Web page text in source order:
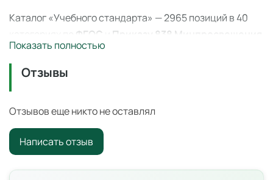
Каталог «Учебного стандарта» — 2965 позиций в 40
ФГОС
Приказу 838 Минпросвещения
(перечень средств обучения). Поставка по
223-ФЗ с полным пакетом документов, сертификаты
Академия Наураши "Юный электроник" —
академия наураши
Образовательный набор серии «Академия Наураши»
Показать полностью
Отзывы
Отзывов еще никто не оставлял
Написать отзыв